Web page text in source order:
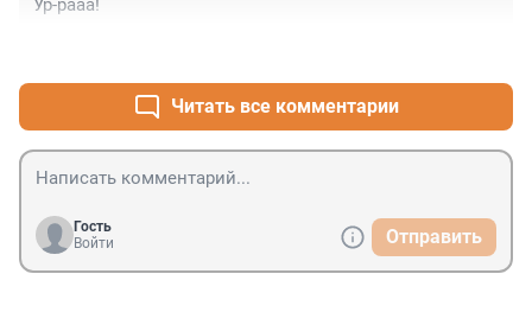
Ур-рааа!
Читать все комментарии
Гость
Войти
Отправить